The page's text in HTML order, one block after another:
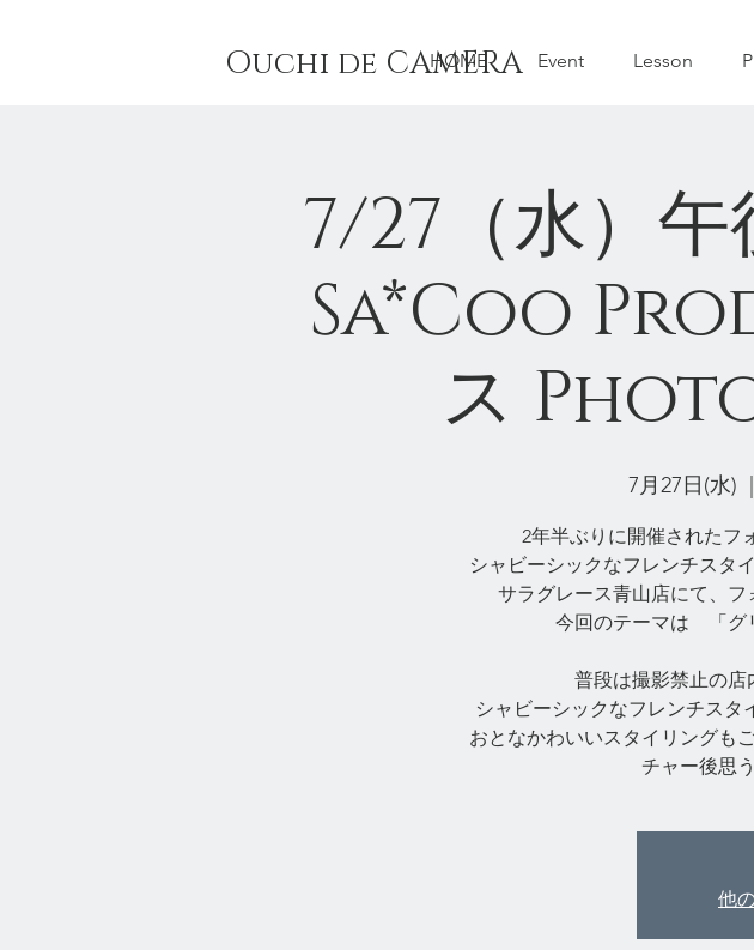
Ouchi de CAMERA
HOME Event Lesson
7/27（水）
Sa*Coo
ス
7月27日(水)
2年半ぶりに開催されたフ
シャビーシックなフレンチスタ
サラグレース青山店にて、フ
今回のテーマは 「グ
普段は撮影禁止の店
シャビーシックなフレンチスタ
おとなかわいいスタイリングも
他